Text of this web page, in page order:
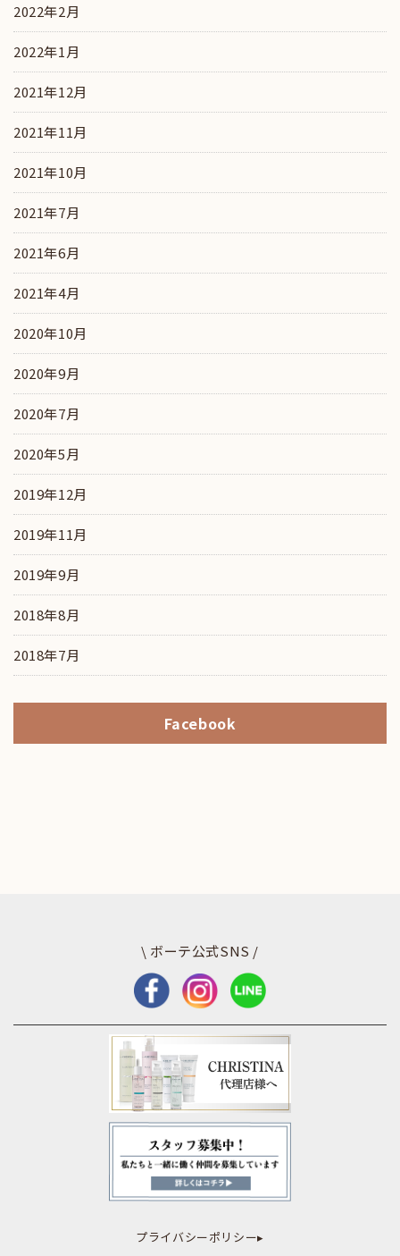
2022年2月
2022年1月
2021年12月
2021年11月
2021年10月
2021年7月
2021年6月
2021年4月
2020年10月
2020年9月
2020年7月
2020年5月
2019年12月
2019年11月
2019年9月
2018年8月
2018年7月
Facebook
\ ボーテ公式SNS /
プライバシーポリシー▸